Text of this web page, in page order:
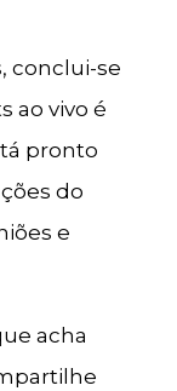
conclui-se
ao vivo é
pronto
do
e
acha